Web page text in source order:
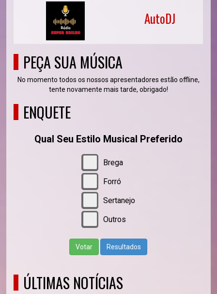
AutoDJ
PEÇA SUA MÚSICA
No momento todos os nossos apresentadores estão offline,
tente novamente mais tarde, obrigado!
ENQUETE
Qual Seu Estilo Musical Preferido
Brega
Forró
Sertanejo
Outros
Votar Resultados
ÚLTIMAS NOTÍCIAS